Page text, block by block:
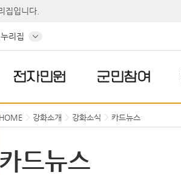
집입니다.
리집
전자민원 군민참여
HOME 강화소개 강화소식 카드뉴스
카드뉴스